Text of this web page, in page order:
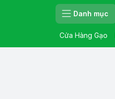
Danh mục
Cửa Hàng Gạo